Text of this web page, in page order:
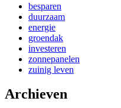
besparen
duurzaam
energie
groendak
investeren
zonnepanelen
zuinig leven
Archieven